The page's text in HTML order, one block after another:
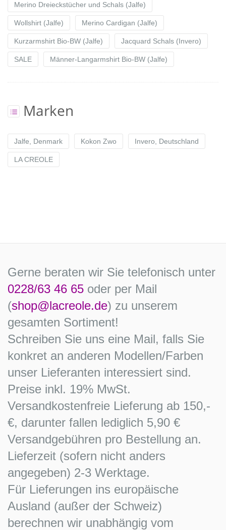
Merino Dreieckstücher und Schals (Jalfe)
Wollshirt (Jalfe) Merino Cardigan (Jalfe)
Kurzarmshirt Bio-BW (Jalfe) Jacquard Schals (Invero)
SALE Männer-Langarmshirt Bio-BW (Jalfe)
Marken
Jalfe, Denmark Kokon Zwo Invero, Deutschland
LA CREOLE
Gerne beraten wir Sie telefonisch unter
0228/63 46 65 oder per Mail
(shop@lacreole.de) zu unserem
gesamten Sortiment!
Schreiben Sie uns eine Mail, falls Sie
konkret an anderen Modellen/Farben
unser Lieferanten interessiert sind.
Preise inkl. 19% MwSt.
Versandkostenfreie Lieferung ab 150,-
€, darunter fallen lediglich 5,90 €
Versandgebühren pro Bestellung an.
Lieferzeit (sofern nicht anders
angegeben) 2-3 Werktage.
Für Lieferungen ins europäische
Ausland (außer der Schweiz)
berechnen wir unabhängig vom